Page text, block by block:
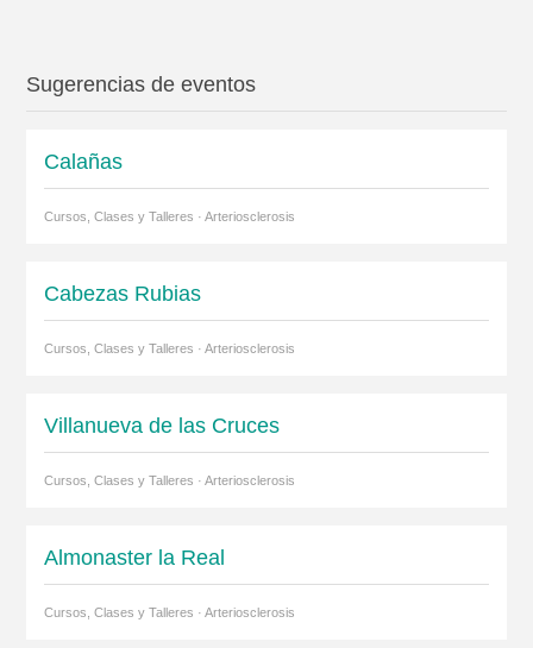
Sugerencias de eventos
Calañas
Cursos, Clases y Talleres · Arteriosclerosis
Cabezas Rubias
Cursos, Clases y Talleres · Arteriosclerosis
Villanueva de las Cruces
Cursos, Clases y Talleres · Arteriosclerosis
Almonaster la Real
Cursos, Clases y Talleres · Arteriosclerosis